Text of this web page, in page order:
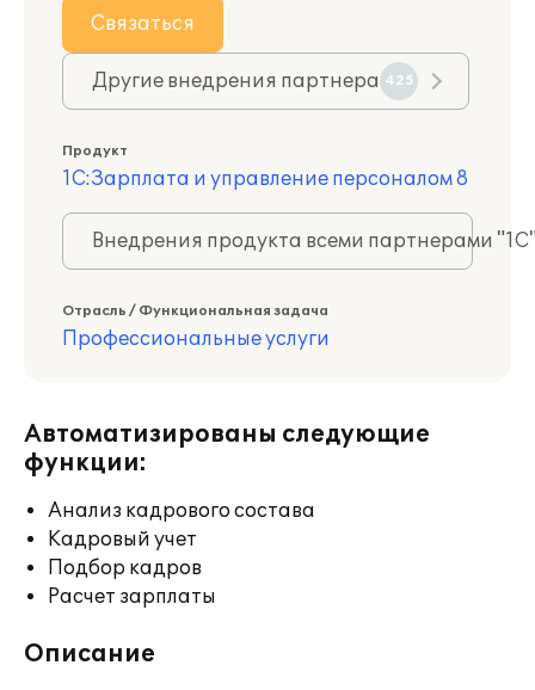
Связаться
Другие внедрения партнера 425
Продукт
1С:Зарплата и управление персоналом 8
Внедрения продукта всеми партнерами
Отрасль / Функциональная задача
Профессиональные услуги
Автоматизированы следующие
функции:
Анализ кадрового состава
Кадровый учет
Подбор кадров
Расчет зарплаты
Описание